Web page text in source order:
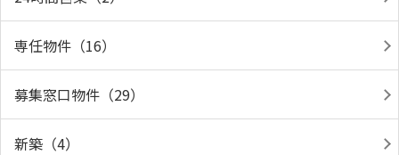
専任物件（16）
募集窓口物件（29）
新築（4）